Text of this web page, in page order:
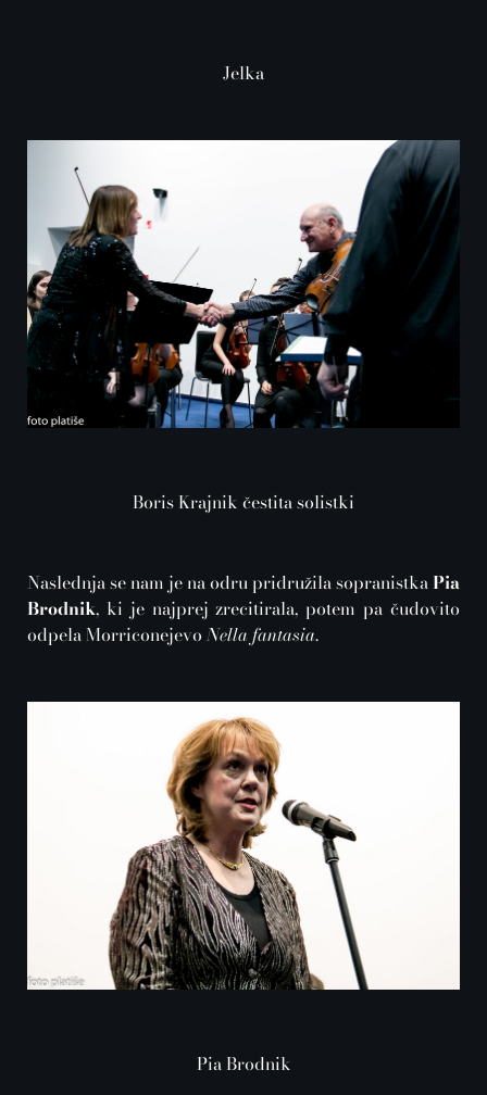
Jelka
Boris Krajnik čestita solistki
Naslednja se nam je na odru pridružila sopranistkaPia
Brodnik, ki je najprej zrecitirala, potem pa čudovito
odpela MorriconejevoNella fantasia.
Pia Brodnik